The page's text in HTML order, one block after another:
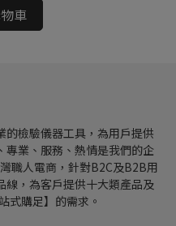
車
的檢驗儀器工具，為用戶提供
專業、服務、熱情是我們的企
職人電商，針對B2C及B2B用
線，為客戶提供十大類產品及
式購足】的需求。